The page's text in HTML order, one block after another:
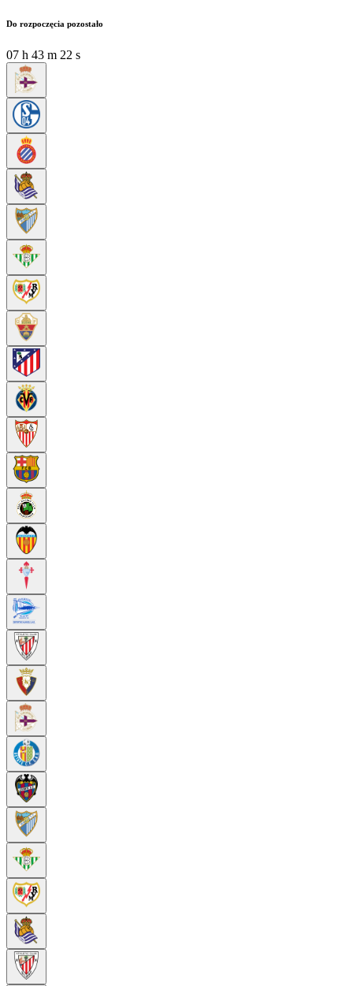
Do rozpoczęcia pozostało
07 h 43 m 21 s